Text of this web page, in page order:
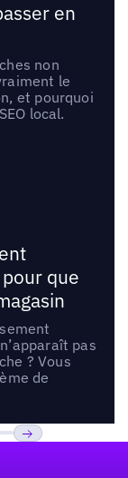
en
non
le
et pourquoi
local.
que
pas
? Vous
de